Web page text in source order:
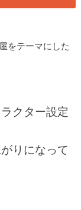
をテーマにした
クター設定
りになって